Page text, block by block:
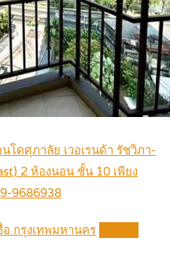
ดศุภาลัย เวอเรนด้า รัชวิภา-
2 ห้องนอน ชั้น 10 เพียง
9686938
กรุงเทพมหานคร